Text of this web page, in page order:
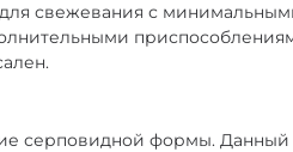
свежевания с
серповидной формы.